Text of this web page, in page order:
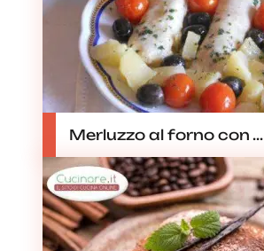
Merluzzo al forno con ...